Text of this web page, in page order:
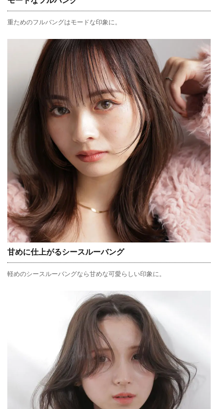
重ためのフルバングはモードな印象に。
甘めに仕上がるシースルーバング
軽めのシースルーバングなら甘めな可愛らしい印象に。